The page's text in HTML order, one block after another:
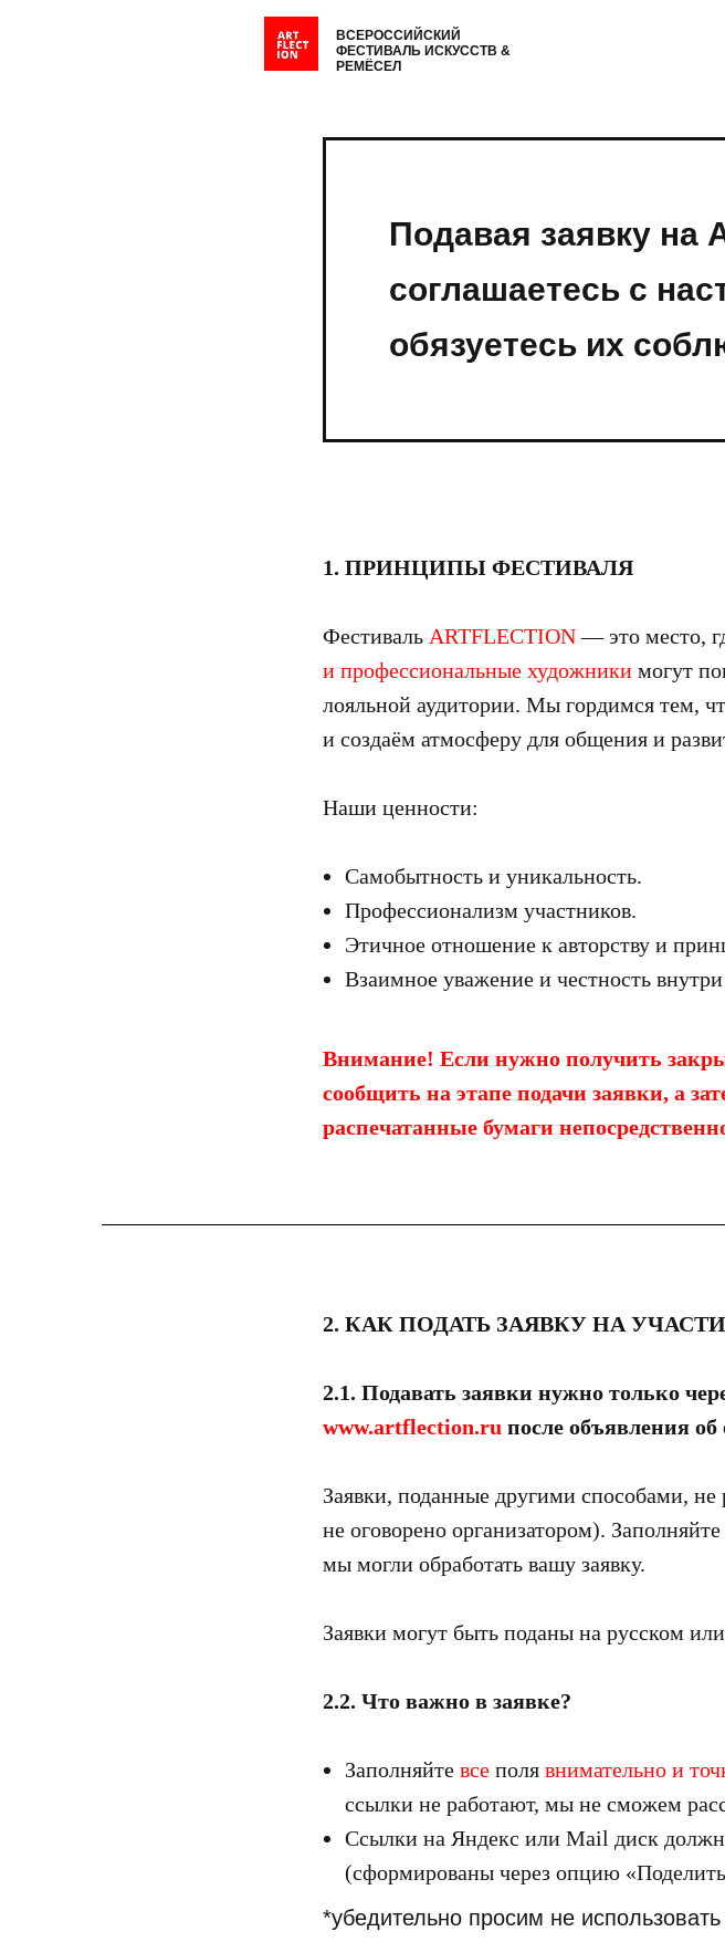
ВСЕРОССИЙСКИЙ
ФЕСТИВАЛЬ ИСКУССТВ &
РЕМЁСЕЛ
Подавая заявку на
соглашаетесь с
обязуетесь их
1. ПРИНЦИПЫ ФЕСТИВАЛЯ
Фестиваль ARTFLECTION— это место,
и профессиональные художники могут
лояльной аудитории. Мы гордимся тем,
и создаём атмосферу для общения и
Наши ценности:
Самобытность и уникальность.
Профессионализм участников.
Этичное отношение к авторству и
Взаимное уважение и честность
Внимание! Если нужно получить
сообщить на этапе подачи заявки, а
распечатанные бумаги
2. КАК ПОДАТЬ ЗАЯВКУ НА
2.1. Подавать заявки нужно только
www.artflection.ru после объявления
Заявки, поданные другими способами, не
не оговорено организатором).
мы могли обработать вашу заявку.
Заявки могут быть поданы на русском
2.2. Что важно в заявке?
Заполняйте все поля внимательно и
ссылки не работают, мы не сможем
Ссылки на Яндекс или Mail диск
(сформированы через опцию
*убедительно просим не